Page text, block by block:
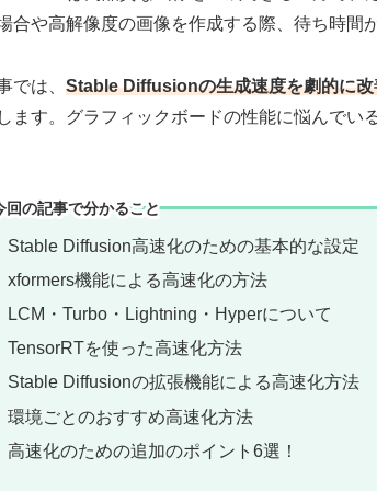
合や高解像度の画像を作成する際、待ち時間
では、 Stable Diffusionの生成速度を劇的に
ます。グラフィックボードの性能に悩んでい
回の記事で分かること
Stable Diffusion高速化のための基本的な設定
xformers機能による高速化の方法
LCM・Turbo・Lightning・Hyperについて
TensorRTを使った高速化方法
Stable Diffusionの拡張機能による高速化方法
環境ごとのおすすめ高速化方法
高速化のための追加のポイント6選！